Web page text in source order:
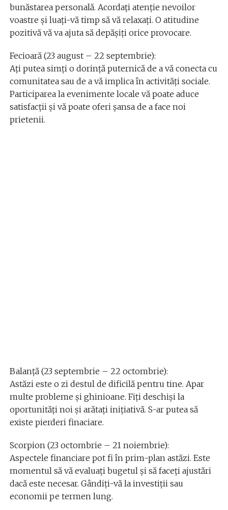
bunăstarea personală. Acordați atenție nevoilor
voastre și luați-vă timp să vă relaxați. O atitudine
pozitivă vă va ajuta să depășiți orice provocare.
Fecioară (23 august – 22 septembrie):
Ați putea simți o dorință puternică de a vă conecta cu
comunitatea sau de a vă implica în activități sociale.
Participarea la evenimente locale vă poate aduce
satisfacții și vă poate oferi șansa de a face noi
prietenii.
Balanță (23 septembrie – 22 octombrie):
Astăzi este o zi destul de dificilă pentru tine. Apar
multe probleme și ghinioane. Fiți deschiși la
oportunități noi și arătați inițiativă. S-ar putea să
existe pierderi finaciare.
Scorpion (23 octombrie – 21 noiembrie):
Aspectele financiare pot fi în prim-plan astăzi. Este
momentul să vă evaluați bugetul și să faceți ajustări
dacă este necesar. Gândiți-vă la investiții sau
economii pe termen lung.